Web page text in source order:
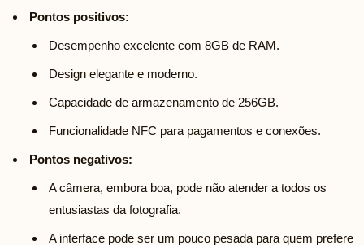
Pontos positivos:
Desempenho excelente com 8GB de RAM.
Design elegante e moderno.
Capacidade de armazenamento de 256GB.
Funcionalidade NFC para pagamentos e conexões.
Pontos negativos:
A câmera, embora boa, pode não atender a todos os
entusiastas da fotografia.
A interface pode ser um pouco pesada para quem prefere